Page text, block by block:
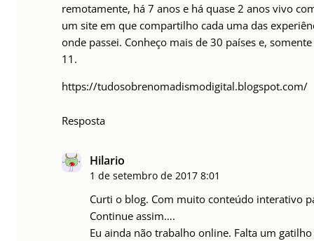
remotamente, há 7 anos e há quase 2 anos vivo
um site em que compartilho cada uma das
onde passei. Conheço mais de 30 países e,
11.
https://tudosobrenomadismodigital.blogspot.com/
Resposta
Hilario
1 de setembro de 2017 8:01
Curti o blog. Com muito conteúdo interativo
Continue assim….
Eu ainda não trabalho online. Falta um